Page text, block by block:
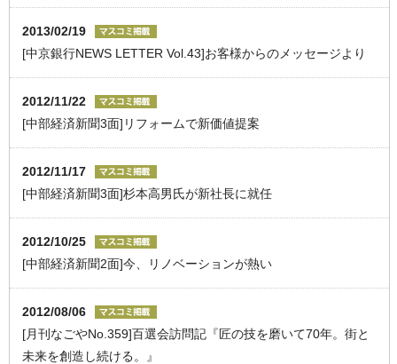
2013/02/19
[中京銀行NEWS LETTER Vol.43]お客様からのメッセージより
2012/11/22
[中部経済新聞3面]リフォームで新価値提案
2012/11/17
[中部経済新聞3面]杉本高男氏が新社長に就任
2012/10/25
[中部経済新聞2面]今、リノベーションが熱い
2012/08/06
[月刊なごやNo.359]百選会訪問記『匠の技を磨いて70年。街と
未来を創造し続ける。』